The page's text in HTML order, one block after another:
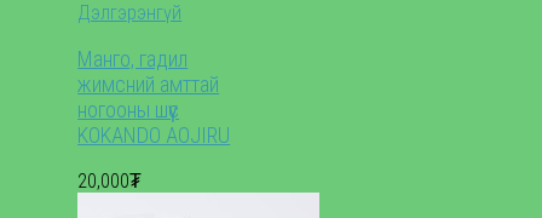
Дэлгэрэнгүй
Манго, гадил
жимсний амттай
ногооны шүүс
KOKANDO AOJIRU
20,000₮